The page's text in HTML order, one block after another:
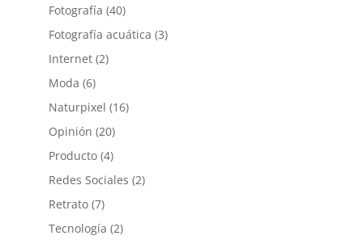
Fotografía (40)
Fotografía acuática (3)
Internet(2)
Moda (6)
Naturpixel (16)
Opinión (20)
Producto(4)
Redes Sociales (2)
Retrato(7)
Tecnología (2)